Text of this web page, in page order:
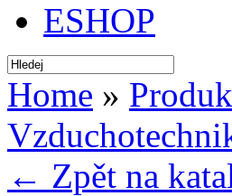
ESHOP
Home »
← Zpět na